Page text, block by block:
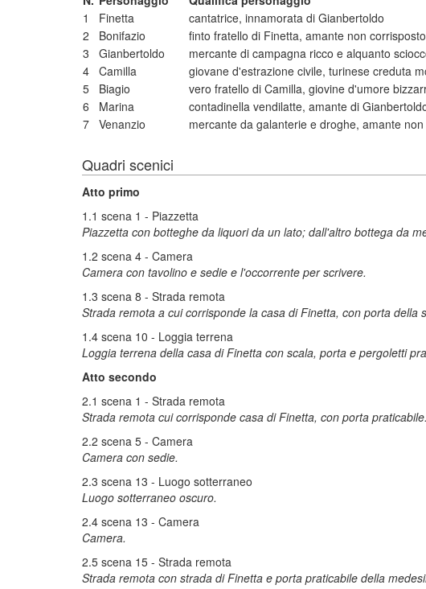
1
Finetta cantatrice, innamorata di Gianbertoldo
2
Bonifazio finto fratello di Finetta, amante non
3
Gianbertoldo mercante di campagna ricco e alquanto
4 Camilla giovane d'estrazione civile, turinese creduta
5
Biagio vero fratello di Camilla, giovine d'umore
6
Marina contadinella vendilatte, amante di
7 Venanzio mercante da galanterie e droghe, amante
Quadri scenici
Atto primo
1.1 scena 1 - Piazzetta
Piazzetta con botteghe da liquori da un lato; dall'altro bottega da
1.2 scena 4 - Camera
Camera con tavolino e sedie e l'occorrente per scrivere.
1.3 scena 8 - Strada remota
Strada remota a cui corrisponde la casa di Finetta, con porta della
1.4 scena 10 - Loggia terrena
Loggia terrena della casa di Finetta con scala, porta e pergoletti
Atto secondo
2.1 scena 1 - Strada remota
Strada remota cui corrisponde casa di Finetta, con porta praticabile.
2.2 scena 5 - Camera
Camera con sedie.
2.3 scena 13 - Luogo sotterraneo
Luogo sotterraneo oscuro.
2.4 scena 13 - Camera
Camera.
2.5 scena 15 - Strada remota
Strada remota con strada di Finetta e porta praticabile della